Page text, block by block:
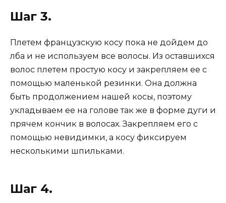
Шаг 3.
Плетем французскую косу пока не дойдем до
лба и не используем все волосы. Из оставшихся
волос плетем простую косу и закрепляем ее с
помощью маленькой резинки. Она должна
быть продолжением нашей косы, поэтому
укладываем ее на голове так же в форме дуги и
прячем кончик в волосах. Закрепляем его с
помощью невидимки, а косу фиксируем
несколькими шпильками.
Шаг 4.